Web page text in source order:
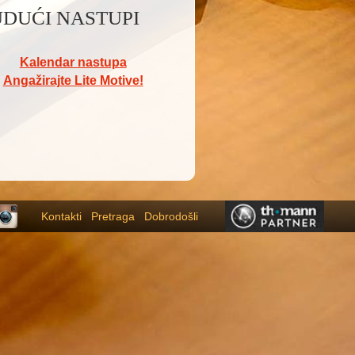
NASTUPI
Kalendar nastupa
Angažirajte Lite Motive!
Kontakti Pretraga Dobrodošli